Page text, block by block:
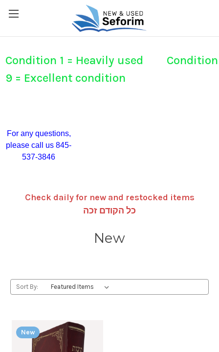
Condition 1 = Heavily used Condition
9 = Excellent condition
For any questions,
please call us 845-
537-3846
Check daily for new and restocked items
כל הקודם זכה
New
Sort By:
New